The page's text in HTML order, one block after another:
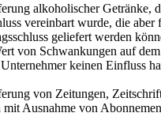
alkoholischer Getränke,
vereinbart wurde, die aber
geliefert werden
von Schwankungen auf
keinen Einfluss
von Zeitungen,
Ausnahme von